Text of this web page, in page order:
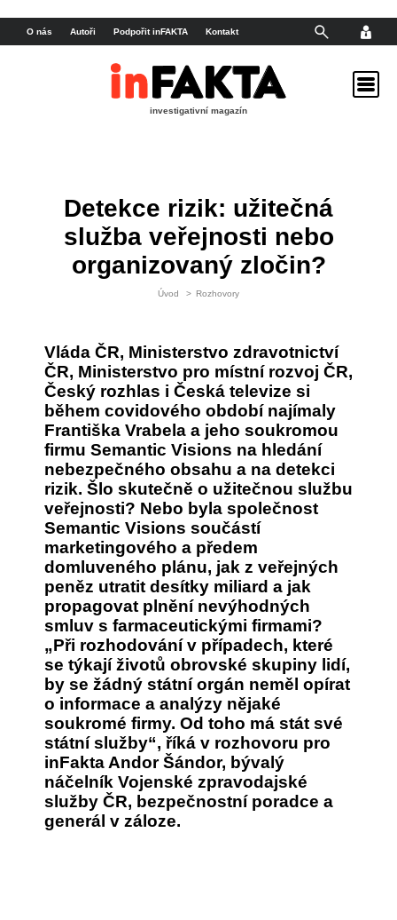
Detekce rizik: užitečná
služba veřejnosti nebo
organizovaný zločin?
Úvod > Rozhovory
Vláda ČR, Ministerstvo zdravotnictví
ČR, Ministerstvo pro místní rozvoj ČR,
Český rozhlas i Česká televize si
během covidového období najímaly
Františka Vrabela a jeho soukromou
firmu Semantic Visions na hledání
nebezpečného obsahu a na detekci
rizik. Šlo skutečně o užitečnou službu
veřejnosti? Nebo byla společnost
Semantic Visions součástí
marketingového a předem
domluveného plánu, jak z veřejných
peněz utratit desítky miliard a jak
propagovat plnění nevýhodných
smluv s farmaceutickými firmami?
„Při rozhodování v případech, které
se týkají životů obrovské skupiny lidí,
by se žádný státní orgán neměl opírat
o informace a analýzy nějaké
soukromé firmy. Od toho má stát své
státní služby“, říká v rozhovoru pro
inFakta Andor Šándor, bývalý
náčelník Vojenské zpravodajské
služby ČR, bezpečnostní poradce a
generál v záloze.
investigativní magazín
O nás Autoři Podpořit inFAKTA Kontakt